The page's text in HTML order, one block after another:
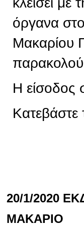
όργανα
Μακαρίου
Η είσοδος
20/1/2020
ΜΑΚΑΡΙΟ